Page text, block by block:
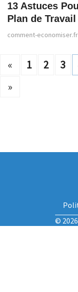
13 Astuces
Plan de
comment-economiser.fr
« 1 2 3
»
©